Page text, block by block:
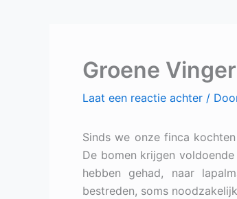
Groene
Laat een reactie achter /
Sinds we onze finca
De bomen krijgen
hebben gehad, naar
bestreden, soms